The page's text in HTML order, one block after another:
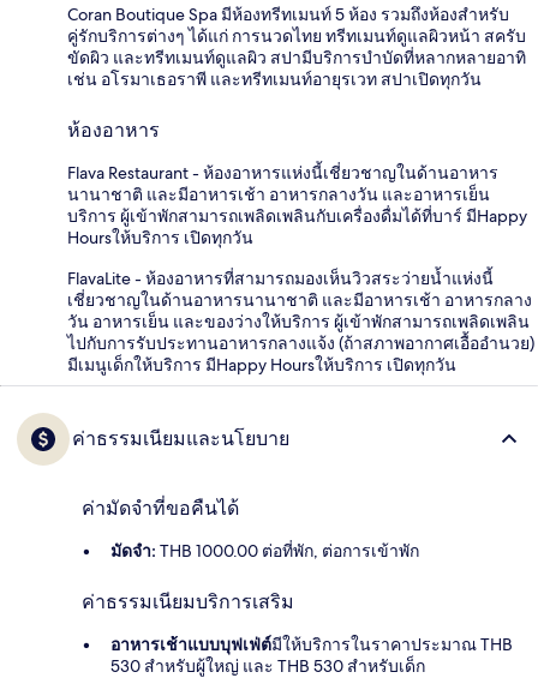
Coran Boutique Spa มีห้องทรีทเมนท์ 5 ห้อง รวมถึงห้องสำหรับ
คู่รักบริการต่างๆ ได้แก่ การนวดไทย ทรีทเมนท์ดูแลผิวหน้า สครับ
ขัดผิว และทรีทเมนท์ดูแลผิว สปามีบริการบำบัดที่หลากหลายอาทิ
เช่น อโรมาเธอราพี และทรีทเมนท์อายุรเวท สปาเปิดทุกวัน
ห้องอาหาร
Flava Restaurant - ห้องอาหารแห่งนี้เชี่ยวชาญในด้านอาหาร
นานาชาติ และมีอาหารเช้า อาหารกลางวัน และอาหารเย็น
บริการ ผู้เข้าพักสามารถเพลิดเพลินกับเครื่องดื่มได้ที่บาร์ มีHappy
Hoursให้บริการ เปิดทุกวัน
FlavaLite - ห้องอาหารที่สามารถมองเห็นวิวสระว่ายน้ำแห่งนี้
เชี่ยวชาญในด้านอาหารนานาชาติ และมีอาหารเช้า อาหารกลาง
วัน อาหารเย็น และของว่างให้บริการ ผู้เข้าพักสามารถเพลิดเพลิน
ไปกับการรับประทานอาหารกลางแจ้ง (ถ้าสภาพอากาศเอื้ออำนวย)
มีเมนูเด็กให้บริการ มีHappy Hoursให้บริการ เปิดทุกวัน
ค่าธรรมเนียมและนโยบาย
ค่ามัดจำที่ขอคืนได้
มัดจำ: THB 1000.00 ต่อที่พัก, ต่อการเข้าพัก
ค่าธรรมเนียมบริการเสริม
อาหารเช้าแบบบุฟเฟ่ต์มีให้บริการในราคาประมาณ THB
530 สำหรับผู้ใหญ่ และ THB 530 สำหรับเด็ก